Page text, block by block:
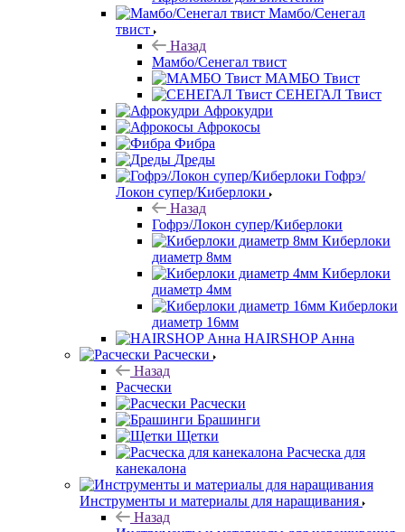
Мамбо/Сенегал
твист
Назад
Мамбо/Сенегал твист
МАМБО Твист
СЕНЕГАЛ Твист
Афрокудри
Афрокосы
Фибра
Дреды
Гофрэ/
Локон супер/Киберлоки
Назад
Гофрэ/Локон супер/Киберлоки
Киберлоки
диаметр 8мм
Киберлоки
диаметр 4мм
Киберлоки
диаметр 16мм
HAIRSHOP Анна
Расчески
Назад
Расчески
Расчески
Брашинги
Щетки
Расческа для
канекалона
Инструменты и материалы для наращивания
Назад